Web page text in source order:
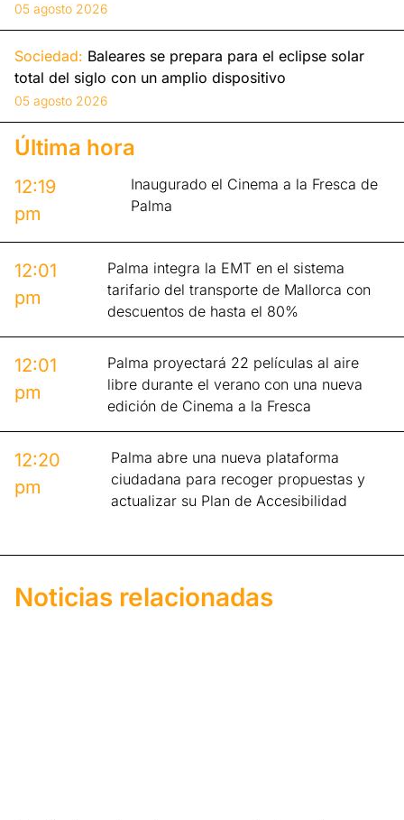
05 agosto 2026
Sociedad: Baleares se prepara para el eclipse solar
total del siglo con un amplio dispositivo
05 agosto 2026
Última hora
12:19
pm
Inaugurado el Cinema a la Fresca de
Palma
12:01
pm
Palma integra la EMT en el sistema
tarifario del transporte de Mallorca con
descuentos de hasta el 80%
12:01
pm
Palma proyectará 22 películas al aire
libre durante el verano con una nueva
edición de Cinema a la Fresca
12:20
pm
Palma abre una nueva plataforma
ciudadana para recoger propuestas y
actualizar su Plan de Accesibilidad
Noticias relacionadas